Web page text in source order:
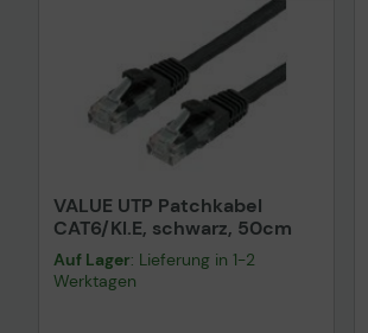
VALUE UTP Patchkabel
CAT6/Kl.E, schwarz, 50cm
Auf Lager: Lieferung in 1-2
Werktagen